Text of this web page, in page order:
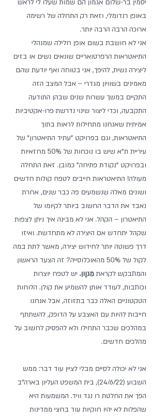
יסמין בר-שלום אגמון הם שמות שעלו לי לראש
באופן רנדומלי, וזאת רק התחלה של רשימה
ארוכה הרבה הרבה יותר.
אני לא חושבת בשום אופן חלילה שמנהלי
התיאטראות הרפרטואריים שונאים נשים או בזים
ליצירה נשית, להיפך, אני בטוחה ואף יודעת שהם
מאמינים בשוויון מגדרי – אבל המצב הזה
התקיים במשך עשרות שנים שבהן התודעה
התקבעה, וכדי ליצור שינוי נדרשת פרו-אקטיביות
אמיתית שאנחנו מתחילות לראות בתוך
התיאטראות, וגם בפרויקט "עתיד התיאטרון" של
עיריית ת"א שיש בו נוכחות של 50% מחזאיות
ובפרויקט "נקודת פתיחה" כמובן. זאת התחלה
מעולה! התיאטראות חייבים לטפח קולות חדשים
ושונים מאלה שנשמעים פה כבר שנים, אחרת
נאבד את הדבר החשוב ביותר לקיומו של
התיאטרון – הקהל. אני לא מבינה איך ניתן לצפות
שקהל יתחדש אם היצירה לא מתחדשת. ואיזו
דרך פשוטה יותר לחידוש יצירה, מאשר לתת במה
לקול של 50% מהאוכלוסייה? זה הצעד הראשון
והמתבקש לקראת מִגוָון. יש לטפח יוצרות
וכותבות, לעודד אותן להשמיע את קולן. הלוחות
הטקטוניים האלה כבר בתזוזה, אבל אנחנו
חייבות להיות עם האצבע על הדופק, להשתתף
במהלכים שכבר התחילו ולא להפסיק לחשוב על
מהלכים חדשים.
אני לא יכולה לסיים מבלי לציין עוד דבר: ממש
השבוע (24/6/22), בית המשפט העליון בארה"ב
הפך את החלטת רו נגד וויד. המשמעות היא
שהפלות לא יהיו חוקיות עוד בחצי ממדינות